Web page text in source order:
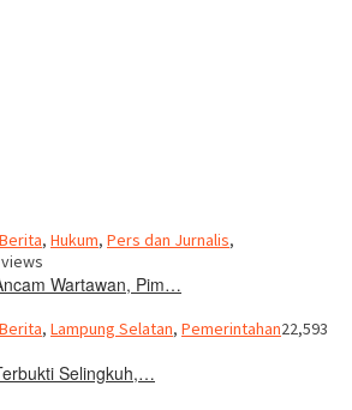
Berita, Hukum, Pers dan Jurnalis,
Wartawan, Pim…
Berita, Lampung Selatan, Pemerintahan22,593
Selingkuh,…